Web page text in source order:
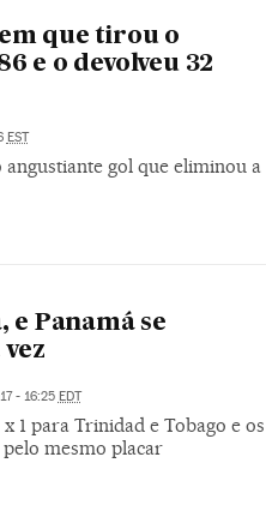
que tirou o
e o devolveu 32
EST
gol que eliminou a
e Panamá se
- 16:25 EDT
1 para Trinidad e Tobago e os
mesmo placar